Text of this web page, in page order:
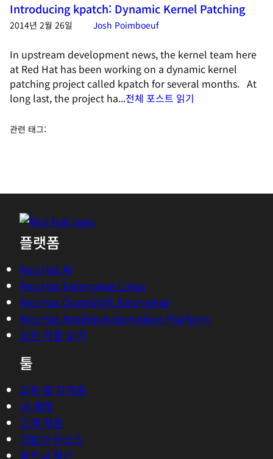
Introducing kpatch: Dynamic Kernel Patching
2014년 2월 26일 Josh Poimboeuf
In upstream development news, the kernel team here
at Red Hat has been working on a dynamic kernel
patching project called kpatch for several months. At
long last, the project ha...전체 포스트 읽기
관련 태그:
플랫폼
Red Hat AI
Red Hat Enterprise Linux
Red Hat OpenShift Enterprise
Red Hat Ansible Automation Platform
모든 제품 보기
툴
교육 및 자격증
내 계정
고객 지원
개발자 리소스
파트너 찾기